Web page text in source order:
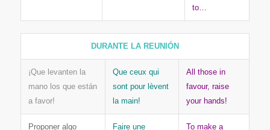
to…
DURANTE LA REUNIÓN
¡Que levanten la
mano los que están
a favor!
Que ceux qui
sont pour lèvent
la main!
All those in
favour, raise
your hands!
Proponer algo Faire une To make a